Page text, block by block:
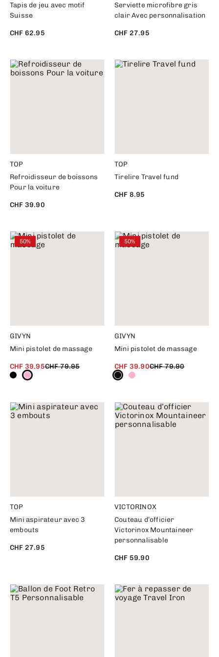
Tapis de jeu avec motif
Suisse
CHF 62.95
Serviette microfibre gris
clair Avec personnalisation
CHF 27.95
TOP
Refroidisseur de boissons
Pour la voiture
CHF 39.90
TOP
Tirelire Travel fund
CHF 8.95
50%
GIVYN
Mini pistolet de massage
CHF 39.95CHF 79.95
50%
GIVYN
Mini pistolet de massage
CHF 39.90CHF 79.90
TOP
Mini aspirateur avec 3
embouts
CHF 27.95
VICTORINOX
Couteau d’officier
Victorinox Mountaineer
personnalisable
CHF 59.90